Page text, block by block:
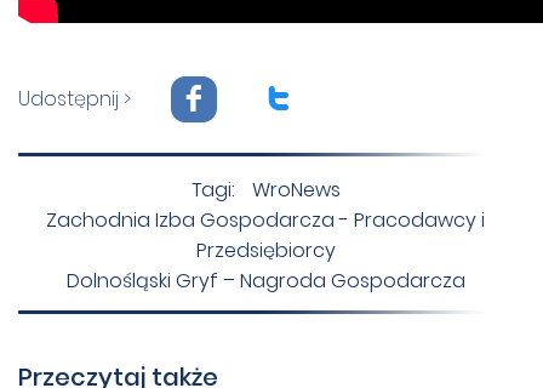
Udostępnij > F T
Tagi:
WroNews
Zachodnia Izba Gospodarcza - Pracodawcy i
Przedsiębiorcy
Dolnośląski Gryf – Nagroda Gospodarcza
Przeczytaj także